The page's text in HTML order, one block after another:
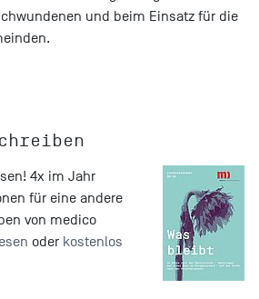
und beim Einsatz für die
4x im Jahr
für eine andere
von medico
oder kostenlos